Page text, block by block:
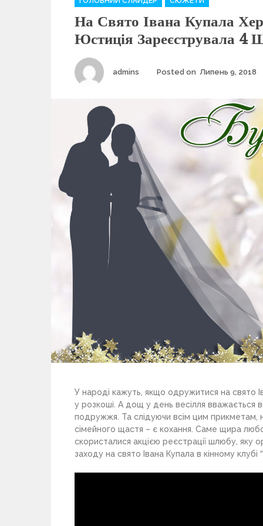
a
e
g
o
r
На Свято Івана Купала
Юстиція Зареєструвала 4
Author
admins Posted on Липень 9, 2018
У народі кажуть, якщо одружитися на свято
у розкоші. А дощ у день весілля вважається
подружжя. Та слідуючи всім цим прикметам,
сімейного щастя – є кохання. Саме щира
скористалися акцією реєстрації шлюбу, яку
заходу на свято Івана Купала в кінному клубі